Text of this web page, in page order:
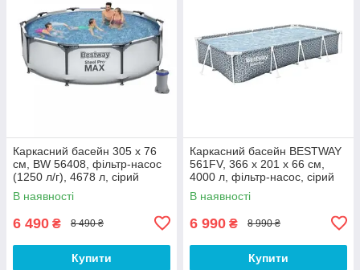
Каркасний басейн 305 х 76
см, BW 56408, фільтр-насос
(1250 л/г), 4678 л, сірий
В наявності
6 490 ₴ 8 490 ₴
Купити
Каркасний басейн BESTWAY
561FV, 366 х 201 х 66 см,
4000 л, фільтр-насос, сірий
В наявності
6 990 ₴ 8 990 ₴
Купити